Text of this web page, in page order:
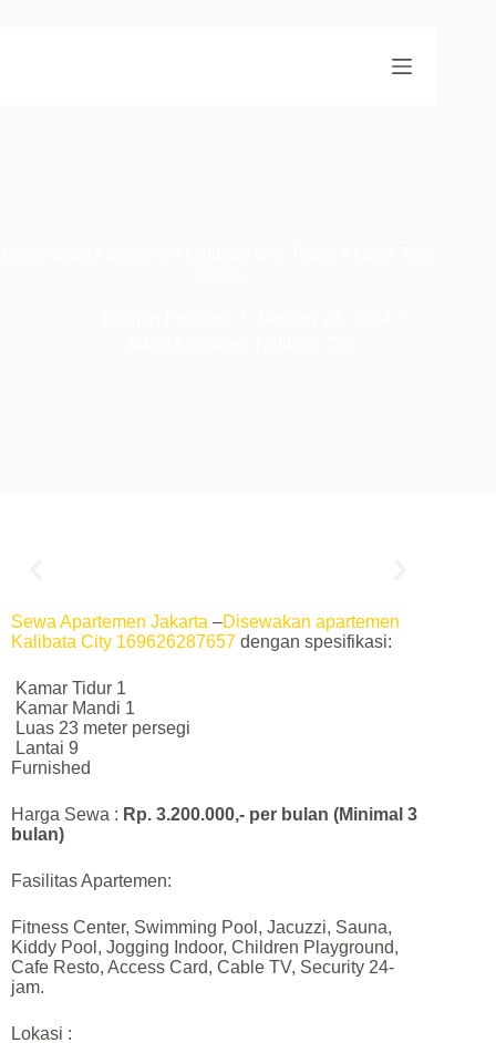
Sewa Apartemen Jakarta –Disewakan apartemen
Kalibata City 169626287657 dengan spesifikasi:
Kamar Tidur 1
Kamar Mandi 1
Luas 23 meter persegi
Lantai 9
Furnished
Harga Sewa : Rp. 3.200.000,- per bulan (Minimal 3
bulan)
Fasilitas Apartemen:
Fitness Center, Swimming Pool, Jacuzzi, Sauna,
Kiddy Pool, Jogging Indoor, Children Playground,
Cafe Resto, Access Card, Cable TV, Security 24-
jam.
Lokasi :